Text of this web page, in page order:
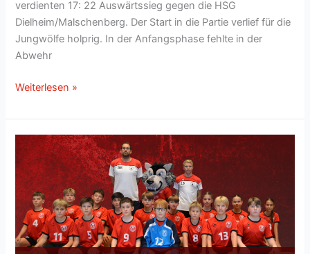
verdienten 17: 22 Auswärtssieg gegen die HSG
Dielheim/Malschenberg. Der Start in die Partie verlief für die
Jungwölfe holprig. In der Anfangsphase fehlte in der
Abwehr
Wölfe
Biss:
D2-
Jugend
dreht
packendes
Spiel
in
Dielheim/Malschenberg!
Weiterlesen »